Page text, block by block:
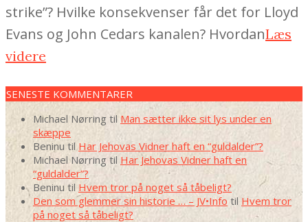
strike”? Hvilke konsekvenser får det for Lloyd
Evans og John Cedars kanalen? HvordanLæs
videre
SENESTE KOMMENTARER
Michael Nørring til Man sætter ikke sit lys under en
skæppe
Beninu til Har Jehovas Vidner haft en “guldalder”?
Michael Nørring til Har Jehovas Vidner haft en
“guldalder”?
Beninu til Hvem tror på noget så tåbeligt?
Den som glemmer sin historie … – JV•Info til Hvem tror
på noget så tåbeligt?